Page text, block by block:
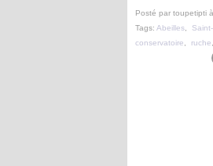
Posté par toupetipti
Tags: Abeilles
conservatoire
ruche